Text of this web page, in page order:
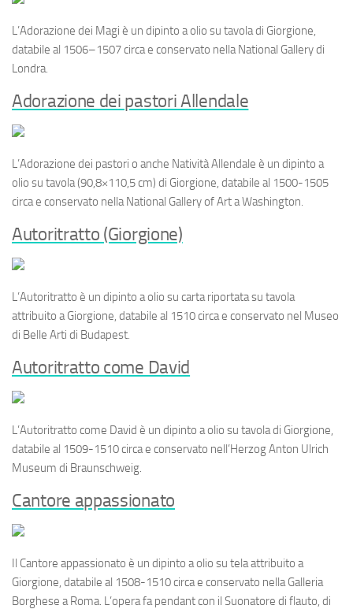
L’Adorazione dei Magi è un dipinto a olio su tavola di Giorgione,
databile al 1506–1507 circa e conservato nella National Gallery di
Londra.
Adorazione dei pastori Allendale
L’Adorazione dei pastori o anche Natività Allendale è un dipinto a
olio su tavola (90,8×110,5 cm) di Giorgione, databile al 1500-1505
circa e conservato nella National Gallery of Art a Washington.
Autoritratto (Giorgione)
L’Autoritratto è un dipinto a olio su carta riportata su tavola
attribuito a Giorgione, databile al 1510 circa e conservato nel Museo
di Belle Arti di Budapest.
Autoritratto come David
L’Autoritratto come David è un dipinto a olio su tavola di Giorgione,
databile al 1509-1510 circa e conservato nell’Herzog Anton Ulrich
Museum di Braunschweig.
Cantore appassionato
Il Cantore appassionato è un dipinto a olio su tela attribuito a
Giorgione, databile al 1508-1510 circa e conservato nella Galleria
Borghese a Roma. L’opera fa pendant con il Suonatore di flauto, di